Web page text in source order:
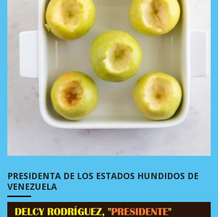
PRESIDENTA DE LOS ESTADOS HUNDIDOS DE
VENEZUELA